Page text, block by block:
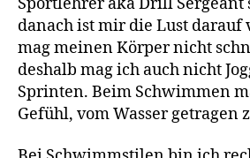
danach ist mir die Lust darauf
mag meinen Körper nicht
deshalb mag ich auch nicht
Sprinten. Beim Schwimmen
Gefühl, vom Wasser getragen